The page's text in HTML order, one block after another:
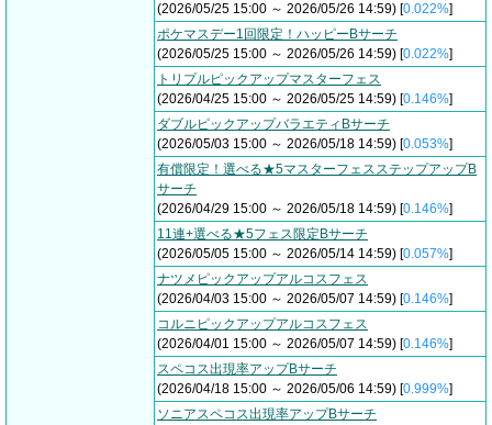
(2026/05/25 15:00 ～ 2026/05/26 14:59) [0.022%]
ポケマスデー1回限定！ハッピーBサーチ
(2026/05/25 15:00 ～ 2026/05/26 14:59) [0.022%]
トリプルピックアップマスターフェス
(2026/04/25 15:00 ～ 2026/05/25 14:59) [0.146%]
ダブルピックアップバラエティBサーチ
(2026/05/03 15:00 ～ 2026/05/18 14:59) [0.053%]
有償限定！選べる★5マスターフェスステップアップB
サーチ
(2026/04/29 15:00 ～ 2026/05/18 14:59) [0.146%]
11連+選べる★5フェス限定Bサーチ
(2026/05/05 15:00 ～ 2026/05/14 14:59) [0.057%]
ナツメピックアップアルコスフェス
(2026/04/03 15:00 ～ 2026/05/07 14:59) [0.146%]
コルニピックアップアルコスフェス
(2026/04/01 15:00 ～ 2026/05/07 14:59) [0.146%]
スペコス出現率アップBサーチ
(2026/04/18 15:00 ～ 2026/05/06 14:59) [0.999%]
ソニアスペコス出現率アップBサーチ